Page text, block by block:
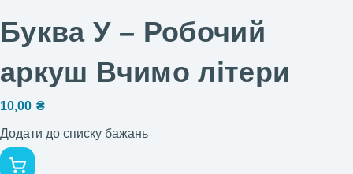
Буква У – Робочий
аркуш Вчимо літери
10,00 ₴
Додати до списку бажань